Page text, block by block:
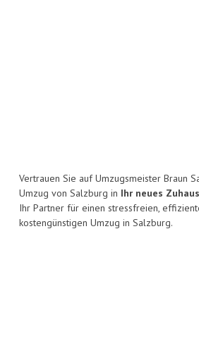
Vertrauen Sie auf Umzugsmeister Braun
Umzug von Salzburg in Ihr neues
Ihr Partner für einen stressfreien,
kostengünstigen Umzug in Salzburg.